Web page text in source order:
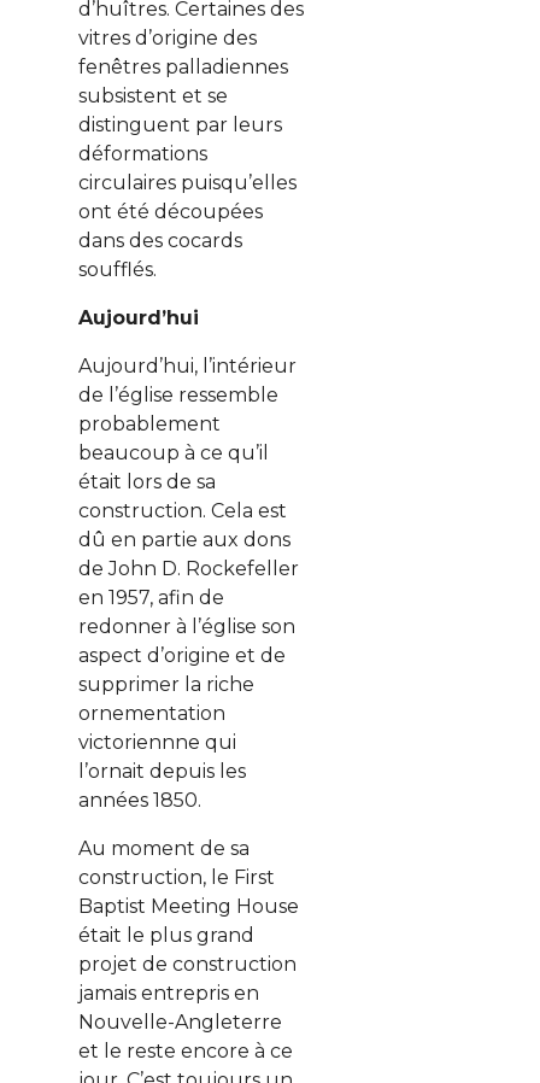
d’huîtres. Certaines des
vitres d’origine des
fenêtres palladiennes
subsistent et se
distinguent par leurs
déformations
circulaires puisqu’elles
ont été découpées
dans des cocards
soufflés.
Aujourd’hui
Aujourd’hui, l’intérieur
de l’église ressemble
probablement
beaucoup à ce qu’il
était lors de sa
construction. Cela est
dû en partie aux dons
de John D. Rockefeller
en 1957, afin de
redonner à l’église son
aspect d’origine et de
supprimer la riche
ornementation
victoriennne qui
l’ornait depuis les
années 1850.
Au moment de sa
construction, le First
Baptist Meeting House
était le plus grand
projet de construction
jamais entrepris en
Nouvelle-Angleterre
et le reste encore à ce